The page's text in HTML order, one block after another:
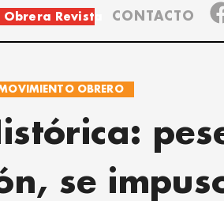
Revista CONTACTO
OBRERO
se